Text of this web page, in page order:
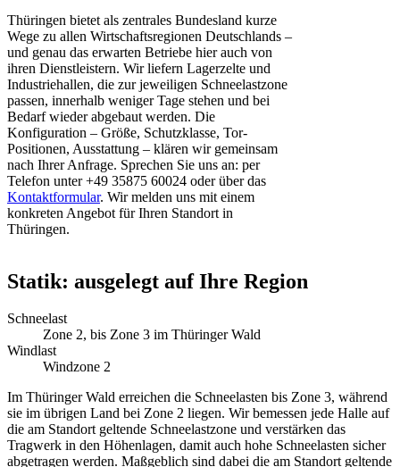
Thüringen bietet als zentrales Bundesland kurze
Wege zu allen Wirtschaftsregionen Deutschlands –
und genau das erwarten Betriebe hier auch von
ihren Dienstleistern. Wir liefern Lagerzelte und
Industriehallen, die zur jeweiligen Schneelastzone
passen, innerhalb weniger Tage stehen und bei
Bedarf wieder abgebaut werden. Die
Konfiguration – Größe, Schutzklasse, Tor-
Positionen, Ausstattung – klären wir gemeinsam
nach Ihrer Anfrage. Sprechen Sie uns an: per
Telefon unter +49 35875 60024 oder über das
Kontaktformular. Wir melden uns mit einem
konkreten Angebot für Ihren Standort in
Thüringen.
Statik: ausgelegt auf Ihre Region
Schneelast
Zone 2, bis Zone 3 im Thüringer Wald
Windlast
Windzone 2
Im Thüringer Wald erreichen die Schneelasten bis Zone 3, während
sie im übrigen Land bei Zone 2 liegen. Wir bemessen jede Halle auf
die am Standort geltende Schneelastzone und verstärken das
Tragwerk in den Höhenlagen, damit auch hohe Schneelasten sicher
abgetragen werden. Maßgeblich sind dabei die am Standort geltende